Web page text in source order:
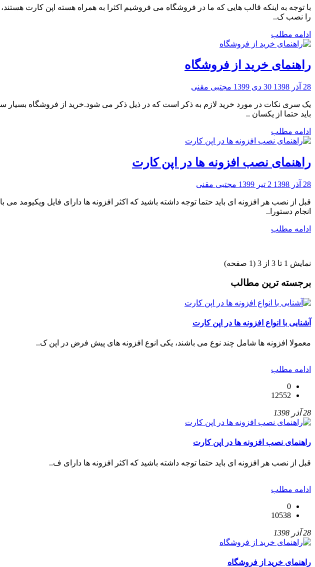
با توجه به اینکه قالب هایی که ما در فروشگاه می فروشیم اکثرا به همراه هسته اپن کارت
را نصب ک..
ادامه مطلب
راهنمای خرید از فروشگاه
28 آذر 1398 30 دی 1399 مجتبی مقنی
یک سری نکات در مورد خرید لازم به ذکر است که در ذیل ذکر می شود.خرید از فروشگاه
باید حتما از یکسان ..
ادامه مطلب
راهنمای نصب افزونه ها در اپن کارت
28 آذر 1398 2 تیر 1399 مجتبی مقنی
قبل از نصب هر افزونه ای باید حتما توجه داشته باشید که اکثر افزونه ها دارای فایل
انجام دستورا..
ادامه مطلب
نمایش 1 تا 3 از 3 (1 صفحه)
برجسته ترین مطالب
آشنایی با انواع افزونه ها در اپن کارت
معمولا افزونه ها شامل چند نوع می باشند، یکی انوع افزونه های پیش فرض در اپن ک..
ادامه مطلب
0
12552
28 آذر 1398
راهنمای نصب افزونه ها در اپن کارت
قبل از نصب هر افزونه ای باید حتما توجه داشته باشید که اکثر افزونه ها دارای ف..
ادامه مطلب
0
10538
28 آذر 1398
راهنمای خرید از فروشگاه